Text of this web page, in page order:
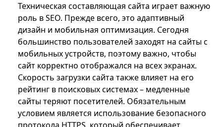
Техническая составляющая сайта играет важную
роль в SEO. Прежде всего, это адаптивный
дизайн и мобильная оптимизация. Сегодня
большинство пользователей заходят на сайты с
мобильных устройств, поэтому важно, чтобы
сайт корректно отображался на всех экранах.
Скорость загрузки сайта также влияет на его
рейтинг в поисковых системах – медленные
сайты теряют посетителей. Обязательным
условием является использование безопасного